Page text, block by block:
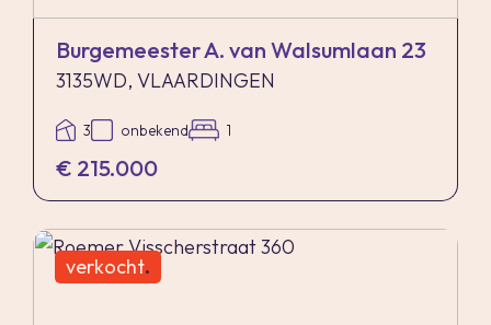
Burgemeester A. van Walsumlaan 23
3135WD, VLAARDINGEN
3 onbekend 1
€ 215.000
verkocht.